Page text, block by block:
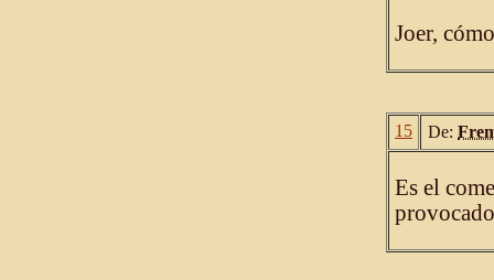
Joer,
15 De:
Es el